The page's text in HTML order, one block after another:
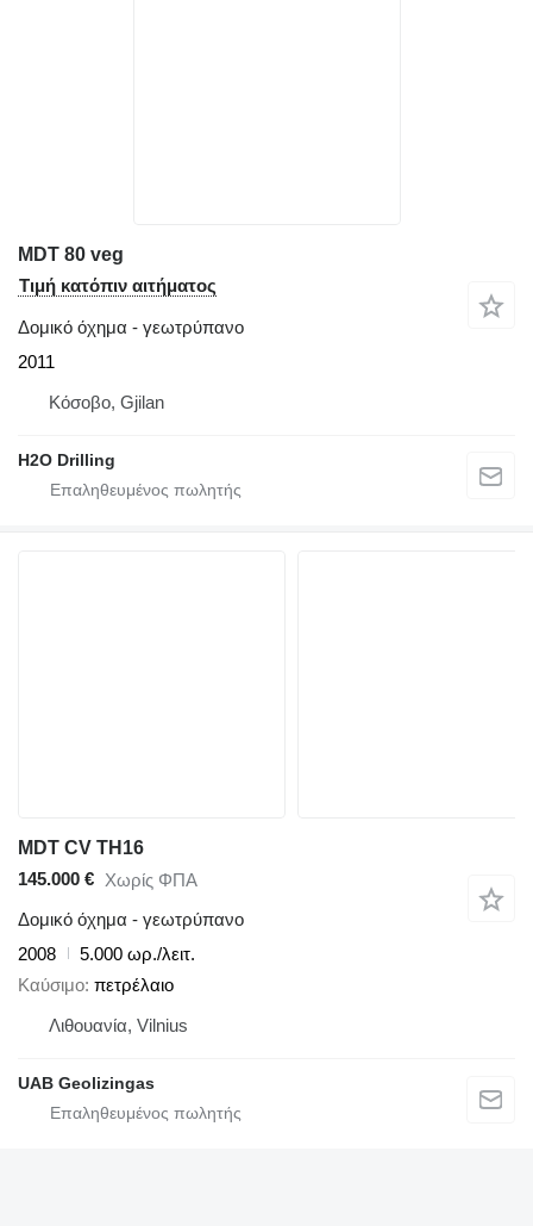
MDT 80 veg
Τιμή κατόπιν αιτήματος
Δομικό όχημα - γεωτρύπανο
2011
Κόσοβο, Gjilan
H2O Drilling
MDT CV TH16
145.000 € Χωρίς ΦΠΑ
Δομικό όχημα - γεωτρύπανο
2008
5.000 ωρ./λειτ.
Καύσιμο πετρέλαιο
Λιθουανία, Vilnius
UAB Geolizingas